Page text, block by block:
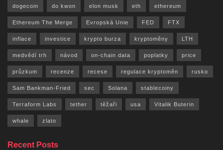
dogecoin do kwon elon musk eth ethereum
Ethereum The Merge Evropská Unie FED FTX
inflace investice krypto burza kryptoměny LTH
medvědí trh návod on-chain data poplatky price
průzkum recenze recese regulace kryptoměn rusko
Sam Bankman-Fried sec Solana stablecoiny
Terraform Labs tether těžaři usa Vitalik Buterin
whale zlato
Recent Posts